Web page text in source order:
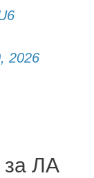
2026
за ЛА